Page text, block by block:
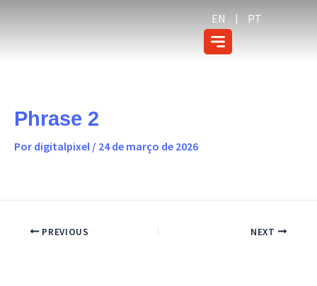
EN PT
Phrase 2
Por digitalpixel / 24 de março de 2026
PREVIOUS NEXT